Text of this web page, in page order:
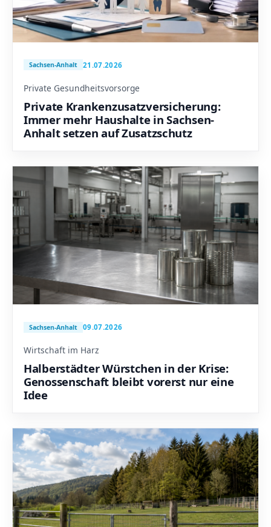
Sachsen-Anhalt 21.07.2026
Private Gesundheitsvorsorge
Private Krankenzusatzversicherung:
Immer mehr Haushalte in Sachsen-
Anhalt setzen auf Zusatzschutz
Sachsen-Anhalt 09.07.2026
Wirtschaft im Harz
Halberstädter Würstchen in der Krise:
Genossenschaft bleibt vorerst nur eine
Idee